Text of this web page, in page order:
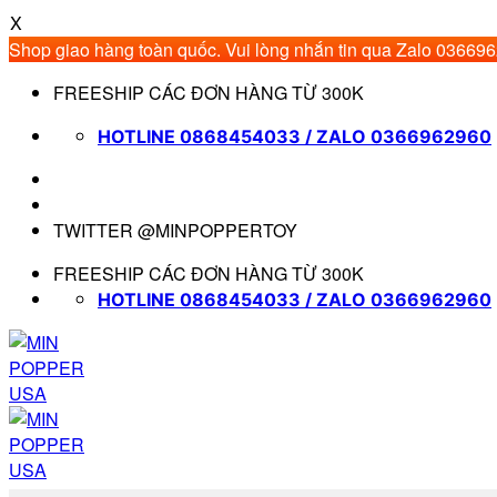
X
Shop giao hàng toàn quốc. Vui lòng nhắn tin qua Zalo
qua
FREESHIP CÁC ĐƠN HÀNG TỪ 300K
HOTLINE 0868454033 / ZALO 0366962960
TWITTER @MINPOPPERTOY
FREESHIP CÁC ĐƠN HÀNG TỪ 300K
HOTLINE 0868454033 / ZALO 0366962960